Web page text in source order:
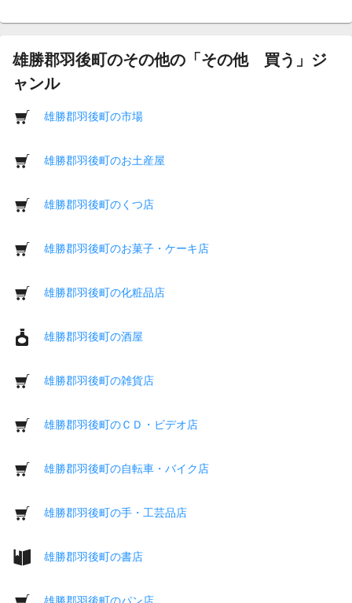
雄勝郡羽後町のその他の「その他 買う」ジ
ャンル
雄勝郡羽後町の市場
雄勝郡羽後町のお土産屋
雄勝郡羽後町のくつ店
雄勝郡羽後町のお菓子・ケーキ店
雄勝郡羽後町の化粧品店
雄勝郡羽後町の酒屋
雄勝郡羽後町の雑貨店
雄勝郡羽後町のＣＤ・ビデオ店
雄勝郡羽後町の自転車・バイク店
雄勝郡羽後町の手・工芸品店
雄勝郡羽後町の書店
雄勝郡羽後町のパン店